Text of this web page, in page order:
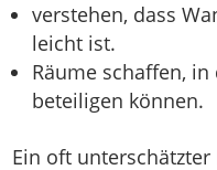
verstehen, dass
leicht ist.
Räume schaffen,
beteiligen können.
Ein oft unterschätzter